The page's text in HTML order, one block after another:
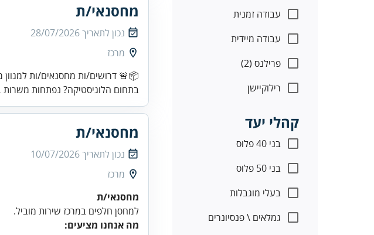
עבודה זמנית
עבודה מיידית
פרילנס (2)
רילוקיישן
קהלי יעד
בני 40 פלוס
בני 50 פלוס
בעלי מוגבלות
גמלאים \ פנסיונרים
מחסנאי/ת
נכון לתאריך28/07/2026
מרכז
📦🚨 דרושים/ות מחסנאים/ות
בתחום הלוגיסטיקה? נפתחות משרות
מחסנאי/ת
נכון לתאריך10/07/2026
מרכז
מחסנאי/ת
למחסן חלפים במרכז שירות מוביל.
מה אנחנו מציעים: